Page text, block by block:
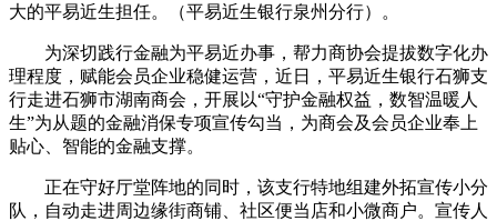
大的平易近生担任。（平易近生银行泉州分行）。
为深切践行金融为平易近办事，帮力商协会提拔数字化办
理程度，赋能会员企业稳健运营，近日，平易近生银行石狮支
行走进石狮市湖南商会，开展以“守护金融权益，数智温暖人
生”为从题的金融消保专项宣传勾当，为商会及会员企业奉上
贴心、智能的金融支撑。
正在守好厅堂阵地的同时，该支行特地组建外拓宣传小分
队，自动走进周边缘街商铺、社区便当店和小微商户。宣传人